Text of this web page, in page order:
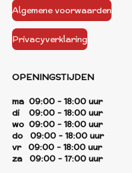
Algemene voorwaarden
Privacyverklaring
OPENINGSTIJDEN
ma 09:00 - 18:00 uur
di 09:00 - 18:00 uur
wo 09:00 - 18:00 uur
do 09:00 - 18:00 uur
vr 09:00 - 18:00 uur
za 09:00 - 17:00 uur